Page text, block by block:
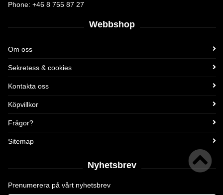
Phone: +46 8 755 87 27
Webbshop
Om oss
Sekretess & cookies
Kontakta oss
Köpvillkor
Frågor?
Sitemap
Nyhetsbrev
Prenumerera på vårt nyhetsbrev